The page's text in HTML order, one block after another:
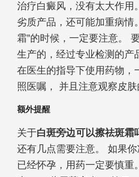
治疗白癜风，没有太大作用
劣质产品，还可能加重病情
霜”的时候，一定要注意。
生产的，经过专业检测的产
在医生的指导下使用药物，
照医嘱， 并且注意观察皮肤
额外提醒
关于白斑旁边可以擦祛斑霜
还有几点需要注意。 如果
已经怀孕，用药一定要慎重